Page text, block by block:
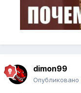
dimon99
Опубликовано